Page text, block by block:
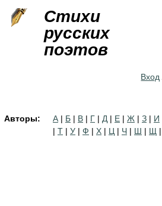
Стихи
русских
поэтов
Вход
Авторы: А | Б | В | Г | Д | Е | Ж | З | И
| Т | У | Ф | Х | Ц | Ч | Ш | Щ |